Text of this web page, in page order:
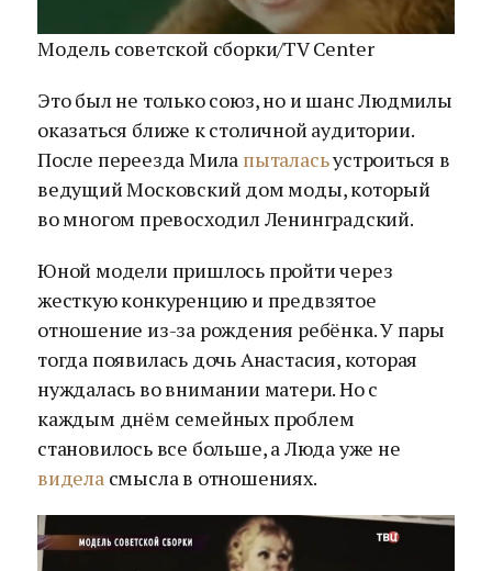
Модель советской сборки/TV Center
Это был не только союз, но и шанс Людмилы
оказаться ближе к столичной аудитории.
После переезда Мила пыталасьустроиться в
ведущий Московский дом моды, который
во многом превосходил Ленинградский.
Юной модели пришлось пройти через
жесткую конкуренцию и предвзятое
отношение из-за рождения ребёнка. У пары
тогда появилась дочь Анастасия, которая
нуждалась во внимании матери. Но с
каждым днём семейных проблем
становилось все больше, а Люда уже не
виделасмысла в отношениях.